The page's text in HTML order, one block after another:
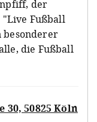
der
Fußball
besonderer
die Fußball
30, 50825 Köln